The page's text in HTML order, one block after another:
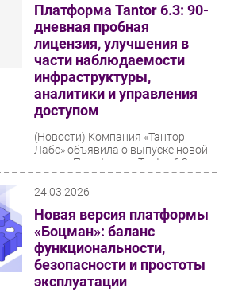
Платформа Tantor 6.3: 90-
дневная пробная
лицензия, улучшения в
части наблюдаемости
инфраструктуры,
аналитики и управления
доступом
(Новости) Компания «Тантор
Лабс» объявила о выпуске новой
версии Платформы Tantor 6.3 для
администрирования и
мониторинга любых баз данных
на...
24.03.2026
Новая версия платформы
«Боцман»: баланс
функциональности,
безопасности и простоты
эксплуатации